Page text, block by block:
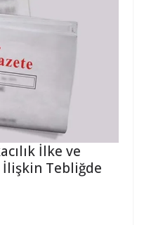
İlke ve
Tebliğde